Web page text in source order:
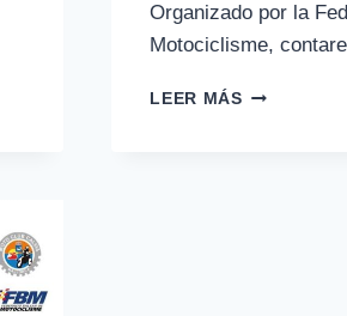
Organizado por la
Motociclisme,
LEER MÁSYA